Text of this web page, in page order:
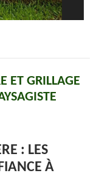
ET GRILLAGE
: LES
À